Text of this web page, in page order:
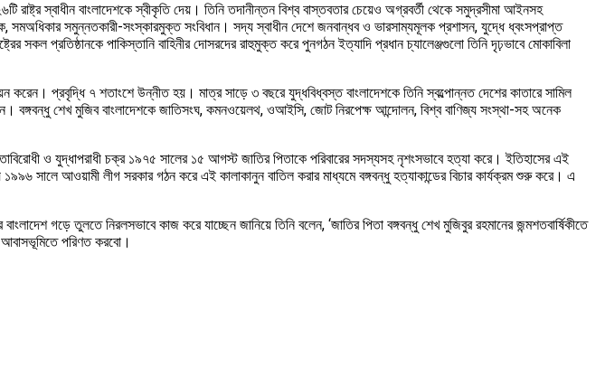
রাষ্ট্র স্বাধীন বাংলাদেশকে স্বীকৃতি দেয়। তিনি তদানীন্তন বিশ্ব বাস্তবতার চেয়েও অগ্রবর্তী থেকে সমুদ্রসীমা আইনসহ
সমঅধিকার সমুন্নতকারী-সংস্কারমুক্ত সংবিধান। সদ্য স্বাধীন দেশে জনবান্ধব ও ভারসাম্যমূলক প্রশাসন, যুদ্ধে ধ্বংসপ্রাপ্ত
সকল প্রতিষ্ঠানকে পাকিস্তানি বাহিনীর দোসরদের রাহুমুক্ত করে পুনগঠন ইত্যাদি প্রধান চ্যালেঞ্জগুলো তিনি দৃঢ়ভাবে মোকাবিলা
করেন। প্রবৃদ্ধি ৭ শতাংশে উন্নীত হয়। মাত্র সাড়ে ৩ বছরে যুদ্ধবিধ্বস্ত বাংলাদেশকে তিনি স্বল্পোন্নত দেশের কাতারে সামিল
বঙ্গবন্ধু শেখ মুজিব বাংলাদেশকে জাতিসংঘ, কমনওয়েলথ, ওআইসি, জোট নিরপেক্ষ আন্দোলন, বিশ্ব বাণিজ্য সংস্থা-সহ অনেক
ও যুদ্ধাপরাধী চক্র ১৯৭৫ সালের ১৫ আগস্ট জাতির পিতাকে পরিবারের সদস্যসহ নৃশংসভাবে হত্যা করে। ইতিহাসের এই
সালে আওয়ামী লীগ সরকার গঠন করে এই কালাকানুন বাতিল করার মাধ্যমে বঙ্গবন্ধু হত্যাকান্ডের বিচার কার্যক্রম শুরু করে। এ
গড়ে তুলতে নিরলসভাবে কাজ করে যাচ্ছেন জানিয়ে তিনি বলেন, ‘জাতির পিতা বঙ্গবন্ধু শেখ মুজিবুর রহমানের জন্মশতবার্ষিকীতে
আবাসভূমিতে পরিণত করবো।